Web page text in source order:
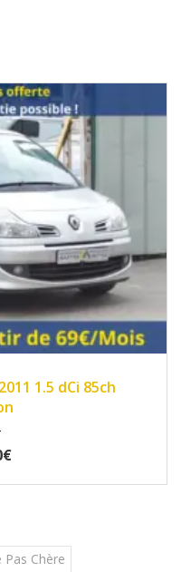
1.5 dCi 85ch
Pas Chère